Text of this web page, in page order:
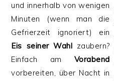
und innerhalb von wenigen
Minuten (wenn man die
Gefrierzeit ignoriert) ein
Eis seiner Wahl zaubern?
Einfach am Vorabend
vorbereiten, über Nacht in